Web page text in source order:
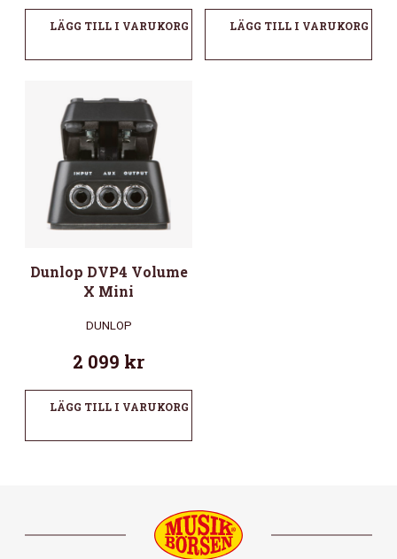
LÄGG TILL I VARUKORG LÄGG TILL I VARUKORG
Dunlop DVP4 Volume
X Mini
DUNLOP
2 099 kr
LÄGG TILL I VARUKORG